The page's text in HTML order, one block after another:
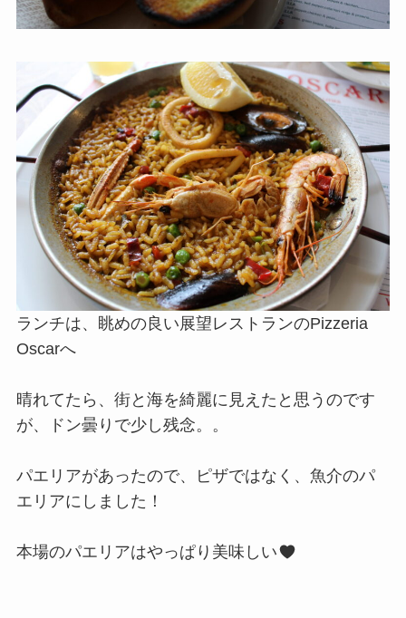
ランチは、眺めの良い展望レストランのPizzeria
Oscarへ
晴れてたら、街と海を綺麗に見えたと思うのです
が、ドン曇りで少し残念。。
パエリアがあったので、ピザではなく、魚介のパ
エリアにしました！
本場のパエリアはやっぱり美味しい